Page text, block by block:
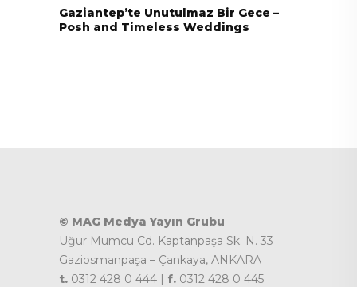
Gaziantep’te Unutulmaz Bir Gece –
Posh and Timeless Weddings
© MAG Medya Yayın Grubu
Uğur Mumcu Cd. Kaptanpaşa Sk. N. 33
Gaziosmanpaşa – Çankaya, ANKARA
t. 0312 428 0 444 | f. 0312 428 0 445